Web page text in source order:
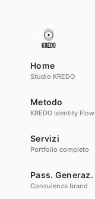
Home
Studio KREDO
Metodo
KREDO Identity Flow
Servizi
Portfolio completo
Pass. Generaz.
Consulenza brand